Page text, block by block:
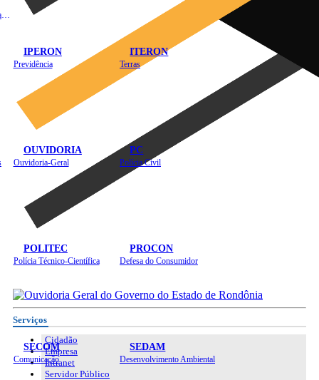
IPERON
Previdência
ITERON
Terras
OUVIDORIA
Ouvidoria-Geral
PC
Polícia Civil
POLITEC
Polícia Técnico-Científica
PROCON
Defesa do Consumidor
SECOM
Comunicação
SEDAM
Desenvolvimento Ambiental
Serviços
Cidadão
Empresa
Intranet
Servidor Público